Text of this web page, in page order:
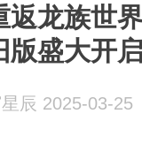
返龙族世
版盛大开
辰 2025-03-25